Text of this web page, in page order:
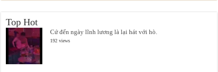
Top Hot
Cứ đến ngày lĩnh lương là lại hát với hò.
192 views